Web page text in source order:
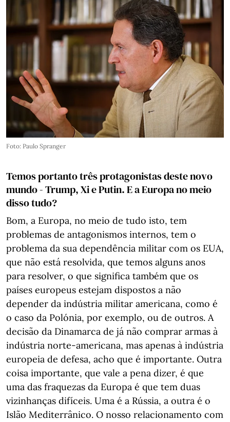
Foto: Paulo Spranger
Temos portanto três protagonistas deste novo
mundo - Trump, Xi e Putin. E a Europa no meio
disso tudo?
Bom, a Europa, no meio de tudo isto, tem
problemas de antagonismos internos, tem o
problema da sua dependência militar com os EUA,
que não está resolvida, que temos alguns anos
para resolver, o que significa também que os
países europeus estejam dispostos a não
depender da indústria militar americana, como é
o caso da Polónia, por exemplo, ou de outros. A
decisão da Dinamarca de já não comprar armas à
indústria norte-americana, mas apenas à indústria
europeia de defesa, acho que é importante. Outra
coisa importante, que vale a pena dizer, é que
uma das fraquezas da Europa é que tem duas
vizinhanças difíceis. Uma é a Rússia, a outra é o
Islão Mediterrânico. O nosso relacionamento com